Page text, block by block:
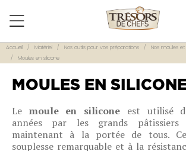
Accueil Matériel Nos outils pour vos préparations
Nos moules
Moules en silicone
MOULES EN
Le moule en silicone est utilisé
années par les grands
maintenant à la portée de tous.
souplesse remarquable et à la